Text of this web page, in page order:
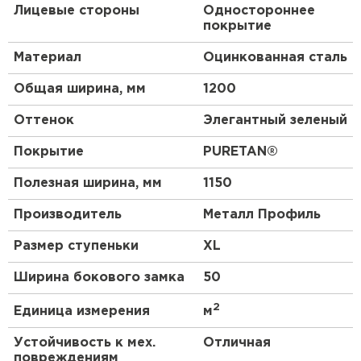
материал в регионах и с холодным климатом, и с
активным солнечным излучением. Высокая
сопротивляемость нагрузкам выгодно
дополняется респектабельным внешним видом.
Элегантная палитра спокойных оттенков придаст
кровле безупречный облик. Покрытие устойчиво к
ультрафиолета, ржавчине. Оно гарантированно
функциональных свойств. Долговечность
продукции с покрытием PURETAN
экспертом в сфере металлургии — Национальным
исследовательским университетом МИСиС.
Преимущества:
Прочное покрытие PURETAN® обеспечивает
отличные декоративные качества.
(PURETAN) отличается долгим сроком
Лицевые стороны
Одностороннее
покрытие
Материал Оцинкованная сталь
Общая ширина, мм 1200
Оттенок Элегантный зеленый
Покрытие PURETAN®
Полезная ширина, мм 1150
Производитель Металл Профиль
Размер ступеньки XL
Ширина бокового замка 50
Единица измерения м2
Устойчивость к мех.
повреждениям
Отличная